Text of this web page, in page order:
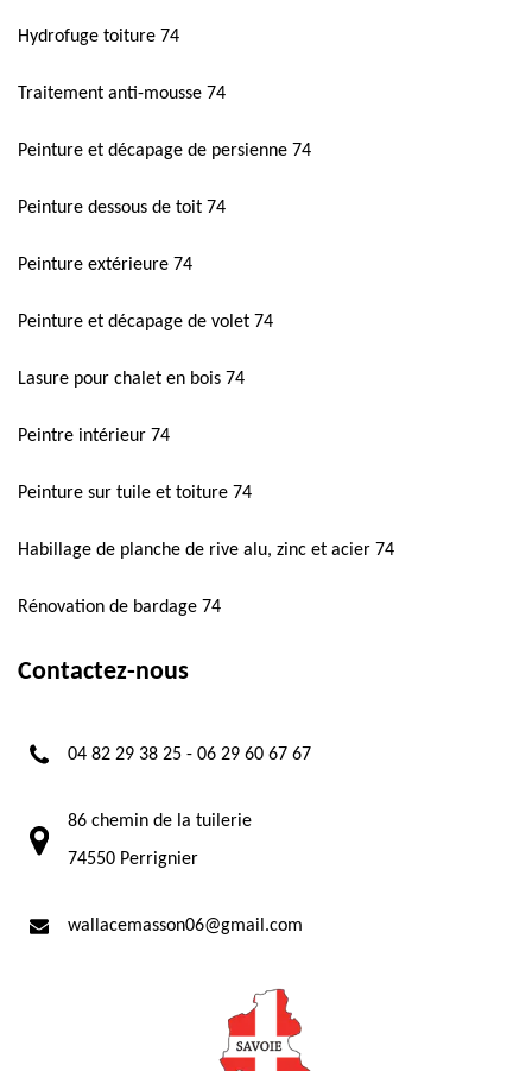
Hydrofuge toiture 74
Traitement anti-mousse 74
Peinture et décapage de persienne 74
Peinture dessous de toit 74
Peinture extérieure 74
Peinture et décapage de volet 74
Lasure pour chalet en bois 74
Peintre intérieur 74
Peinture sur tuile et toiture 74
Habillage de planche de rive alu, zinc et acier 74
Rénovation de bardage 74
Contactez-nous
04 82 29 38 25 - 06 29 60 67 67
86 chemin de la tuilerie
74550 Perrignier
wallacemasson06@gmail.com